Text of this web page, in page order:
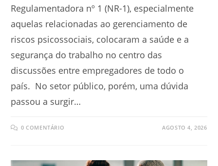
Regulamentadora nº 1 (NR-1), especialmente
aquelas relacionadas ao gerenciamento de
riscos psicossociais, colocaram a saúde e a
segurança do trabalho no centro das
discussões entre empregadores de todo o
país. No setor público, porém, uma dúvida
passou a surgir…
0 COMENTÁRIO AGOSTO 4, 2026